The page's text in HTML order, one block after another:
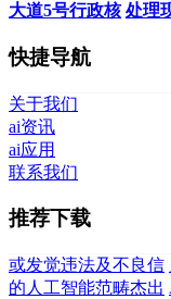
大道5号行政核 处理
快捷导航
关于我们
ai资讯
ai应用
联系我们
推荐下载
或发觉违法及不良信
的人工智能范畴杰出